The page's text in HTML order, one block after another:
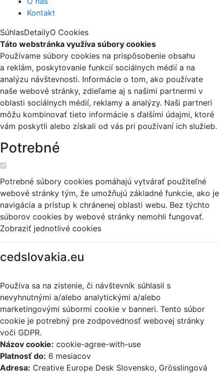
Kontakt
SúhlasDetailyO Cookies
Táto webstránka využíva súbory cookies
Používame súbory cookies na prispôsobenie obsahu
a reklám, poskytovanie funkcií sociálnych médií a na
analýzu návštevnosti. Informácie o tom, ako používate
naše webové stránky, zdieľame aj s našimi partnermi v
oblasti sociálnych médií, reklamy a analýzy. Naši partneri
môžu kombinovať tieto informácie s ďalšími údajmi, ktoré
vám poskytli alebo získali od vás pri používaní ich služieb.
Potrebné
Potrebné súbory cookies pomáhajú vytvárať použiteľné
webové stránky tým, že umožňujú základné funkcie, ako je
navigácia a prístup k chránenej oblasti webu. Bez týchto
súborov cookies by webové stránky nemohli fungovať.
Zobraziť jednotlivé cookies
cedslovakia.eu
Používa sa na zistenie, či návštevník súhlasil s
nevyhnutnými a/alebo analytickými a/alebo
marketingovými súbormi cookie v banneri. Tento súbor
cookie je potrebný pre zodpovednosť webovej stránky
voči GDPR.
Názov cookie: cookie-agree-with-use
Platnosť do: 6 mesiacov
Adresa: Creative Europe Desk Slovensko, Grösslingová